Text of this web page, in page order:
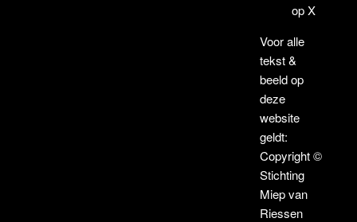
op X
Voor alle
tekst &
beeld op
deze
website
geldt:
Copyright ©
Stichting
Miep van
Riessen